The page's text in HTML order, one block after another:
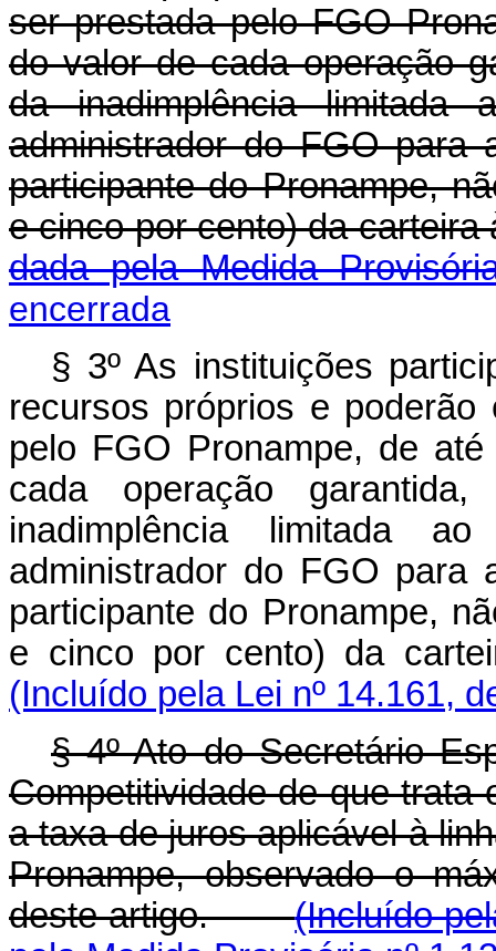
ser prestada pelo FGO
do valor de cada operação
da inadimplência limitada
administrador do FGO para
participante do Pronampe,
e cinco por cento) da
dada pela Medida
encerrada
§ 3º As instituições
recursos próprios e
pelo FGO Pronampe, de
cada operação
inadimplência limitada
administrador do FGO para
participante do Pronampe,
e cinco por cento) da
(Incluído pela Lei nº 14.161,
§ 4º Ato do Secretário
Competitividade de que trata
a taxa de juros aplicável à
Pronampe, observado o
deste artigo.(Incluído